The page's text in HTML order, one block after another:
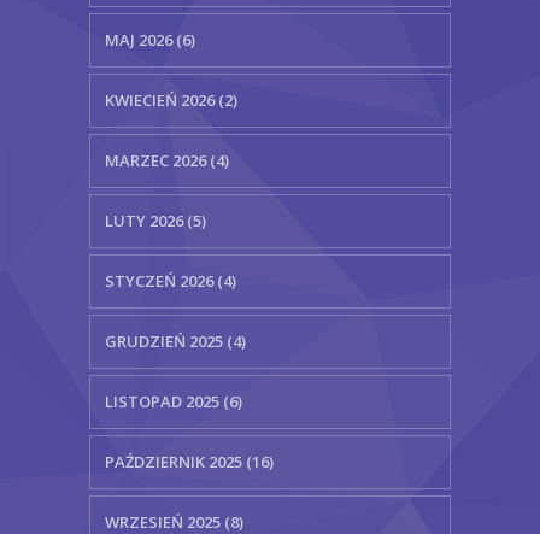
MAJ 2026 (6)
KWIECIEŃ 2026 (2)
MARZEC 2026 (4)
LUTY 2026 (5)
STYCZEŃ 2026 (4)
GRUDZIEŃ 2025 (4)
LISTOPAD 2025 (6)
PAŹDZIERNIK 2025 (16)
WRZESIEŃ 2025 (8)